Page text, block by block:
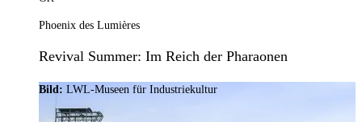
Phoenix des Lumières
Revival Summer: Im Reich der Pharaonen
Bild: LWL-Museen für Industriekultur